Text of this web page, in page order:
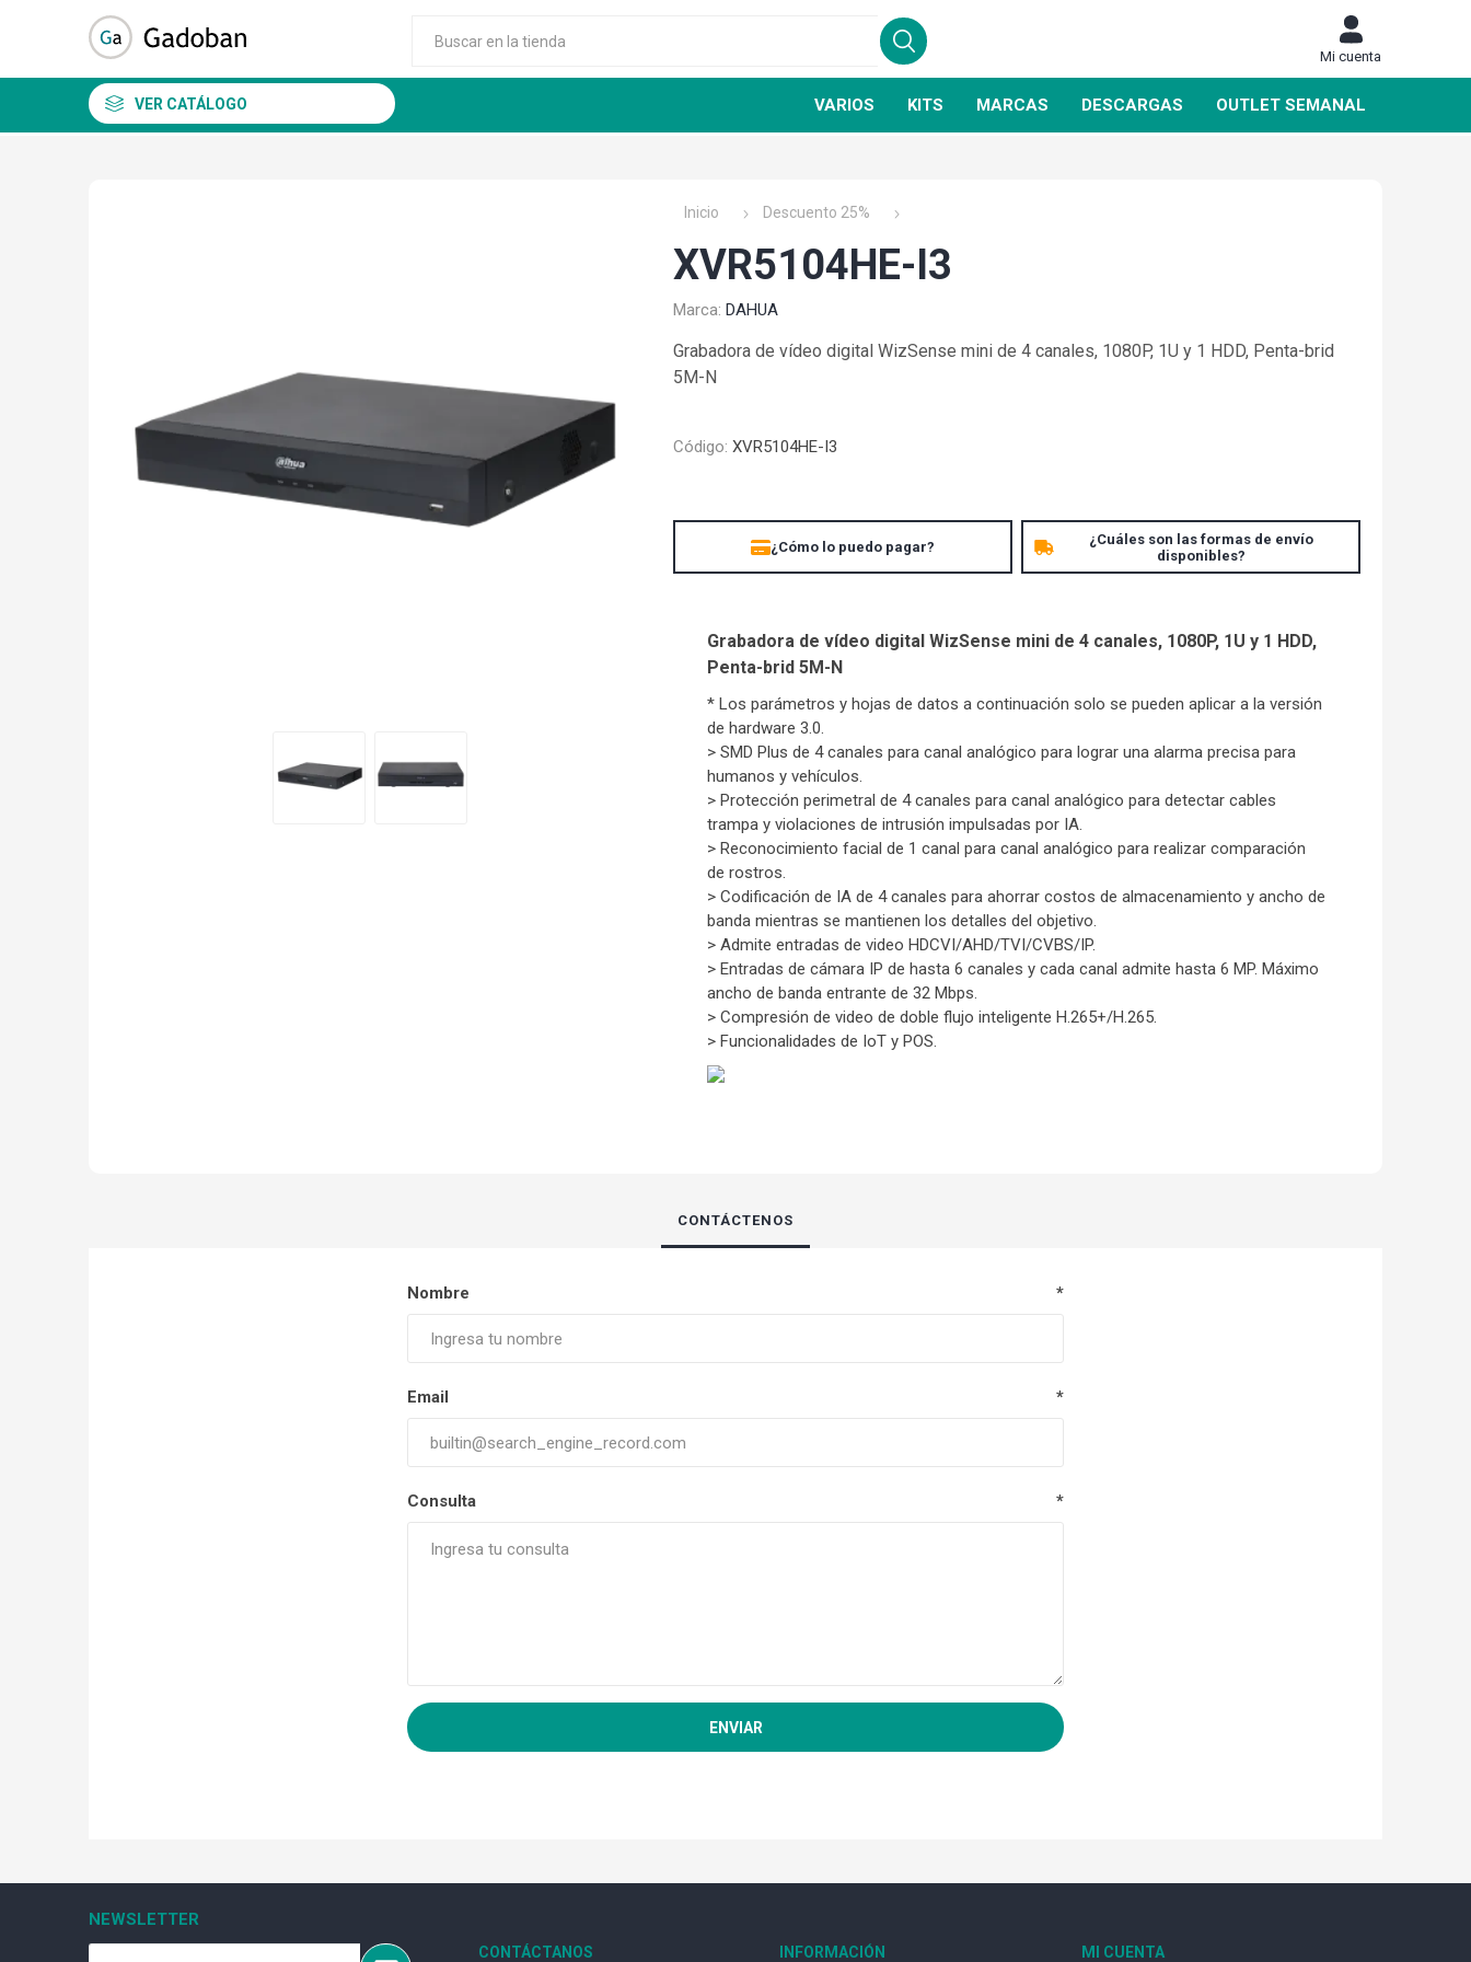
Mi cuenta
VER CATÁLOGO VARIOS KITS MARCAS
DX CONTROL ZK TEKO
DESCARGAS OUTLET SEMANAL
Inicio Descuento 25%
XVR5104HE-I3
Marca: DAHUA
Grabadora de vídeo digital WizSense mini de 4 canales, 1080P, 1U y 1 HDD, Penta-brid
5M-N
Código: XVR5104HE-I3
¿Cómo lo puedo pagar?
¿Cuáles son las formas de envío
disponibles?
Grabadora de vídeo digital WizSense mini de 4 canales, 1080P, 1U y 1 HDD,
Penta-brid 5M-N
* Los parámetros y hojas de datos a continuación solo se pueden aplicar a la versión
de hardware 3.0.
> SMD Plus de 4 canales para canal analógico para lograr una alarma precisa para
humanos y vehículos.
> Protección perimetral de 4 canales para canal analógico para detectar cables
trampa y violaciones de intrusión impulsadas por IA.
> Reconocimiento facial de 1 canal para canal analógico para realizar comparación
de rostros.
> Codificación de IA de 4 canales para ahorrar costos de almacenamiento y ancho de
banda mientras se mantienen los detalles del objetivo.
> Admite entradas de video HDCVI/AHD/TVI/CVBS/IP.
> Entradas de cámara IP de hasta 6 canales y cada canal admite hasta 6 MP. Máximo
ancho de banda entrante de 32 Mbps.
> Compresión de video de doble flujo inteligente H.265+/H.265.
> Funcionalidades de IoT y POS.
CONTÁCTENOS
Nombre *
Email *
Consulta *
NEWSLETTER
CONTÁCTANOS INFORMACIÓN MI CUENTA